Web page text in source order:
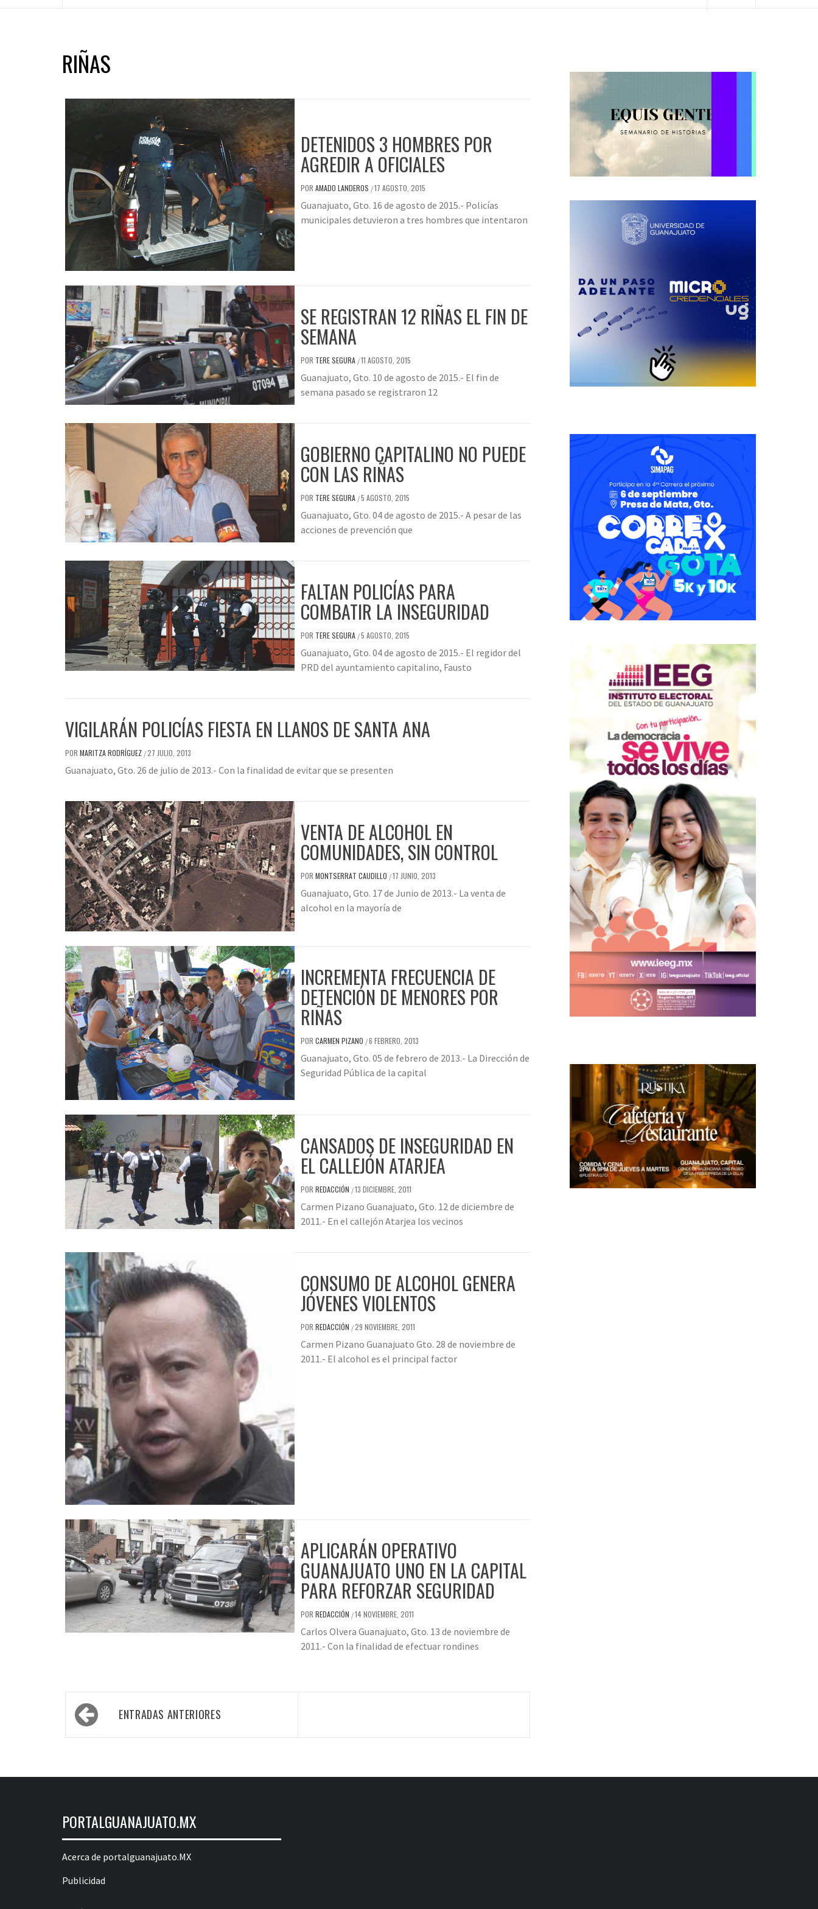
RIÑAS
DETENIDOS 3 HOMBRES POR
AGREDIR A OFICIALES
POR AMADO LANDEROS /17 AGOSTO, 2015
Guanajuato, Gto. 16 de agosto de 2015.- Policías
municipales detuvieron a tres hombres que intentaron
SE REGISTRAN 12 RIÑAS EL FIN DE
SEMANA
POR TERE SEGURA /11 AGOSTO, 2015
Guanajuato, Gto. 10 de agosto de 2015.- El fin de
semana pasado se registraron 12
GOBIERNO CAPITALINO NO PUEDE
CON LAS RIÑAS
POR TERE SEGURA /5 AGOSTO, 2015
Guanajuato, Gto. 04 de agosto de 2015.- A pesar de las
acciones de prevención que
FALTAN POLICÍAS PARA
COMBATIR LA INSEGURIDAD
POR TERE SEGURA /5 AGOSTO, 2015
Guanajuato, Gto. 04 de agosto de 2015.- El regidor del
PRD del ayuntamiento capitalino, Fausto
VIGILARÁN POLICÍAS FIESTA EN LLANOS DE SANTA ANA
POR MARITZA RODRÍGUEZ /27 JULIO, 2013
Guanajuato, Gto. 26 de julio de 2013.- Con la finalidad de evitar que se presenten
VENTA DE ALCOHOL EN
COMUNIDADES, SIN CONTROL
POR MONTSERRAT CAUDILLO /17 JUNIO, 2013
Guanajuato, Gto. 17 de Junio de 2013.- La venta de
alcohol en la mayoría de
INCREMENTA FRECUENCIA DE
DETENCIÓN DE MENORES POR
RIÑAS
POR CARMEN PIZANO /6 FEBRERO, 2013
Guanajuato, Gto. 05 de febrero de 2013.- La Dirección de
Seguridad Pública de la capital
CANSADOS DE INSEGURIDAD EN
EL CALLEJÓN ATARJEA
POR REDACCIÓN /13 DICIEMBRE, 2011
Carmen Pizano Guanajuato, Gto. 12 de diciembre de
2011.- En el callejón Atarjea los vecinos
CONSUMO DE ALCOHOL GENERA
JÓVENES VIOLENTOS
POR REDACCIÓN /29 NOVIEMBRE, 2011
Carmen Pizano Guanajuato Gto. 28 de noviembre de
2011.- El alcohol es el principal factor
APLICARÁN OPERATIVO
GUANAJUATO UNO EN LA CAPITAL
PARA REFORZAR SEGURIDAD
POR REDACCIÓN /14 NOVIEMBRE, 2011
Carlos Olvera Guanajuato, Gto. 13 de noviembre de
2011.- Con la finalidad de efectuar rondines
Navegación
de ENTRADAS ANTERIORES
PORTALGUANAJUATO.MX
Acerca de portalguanajuato.MX
Publicidad